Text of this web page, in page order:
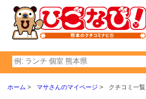
ホーム マサさんのマイページ クチコミ一覧